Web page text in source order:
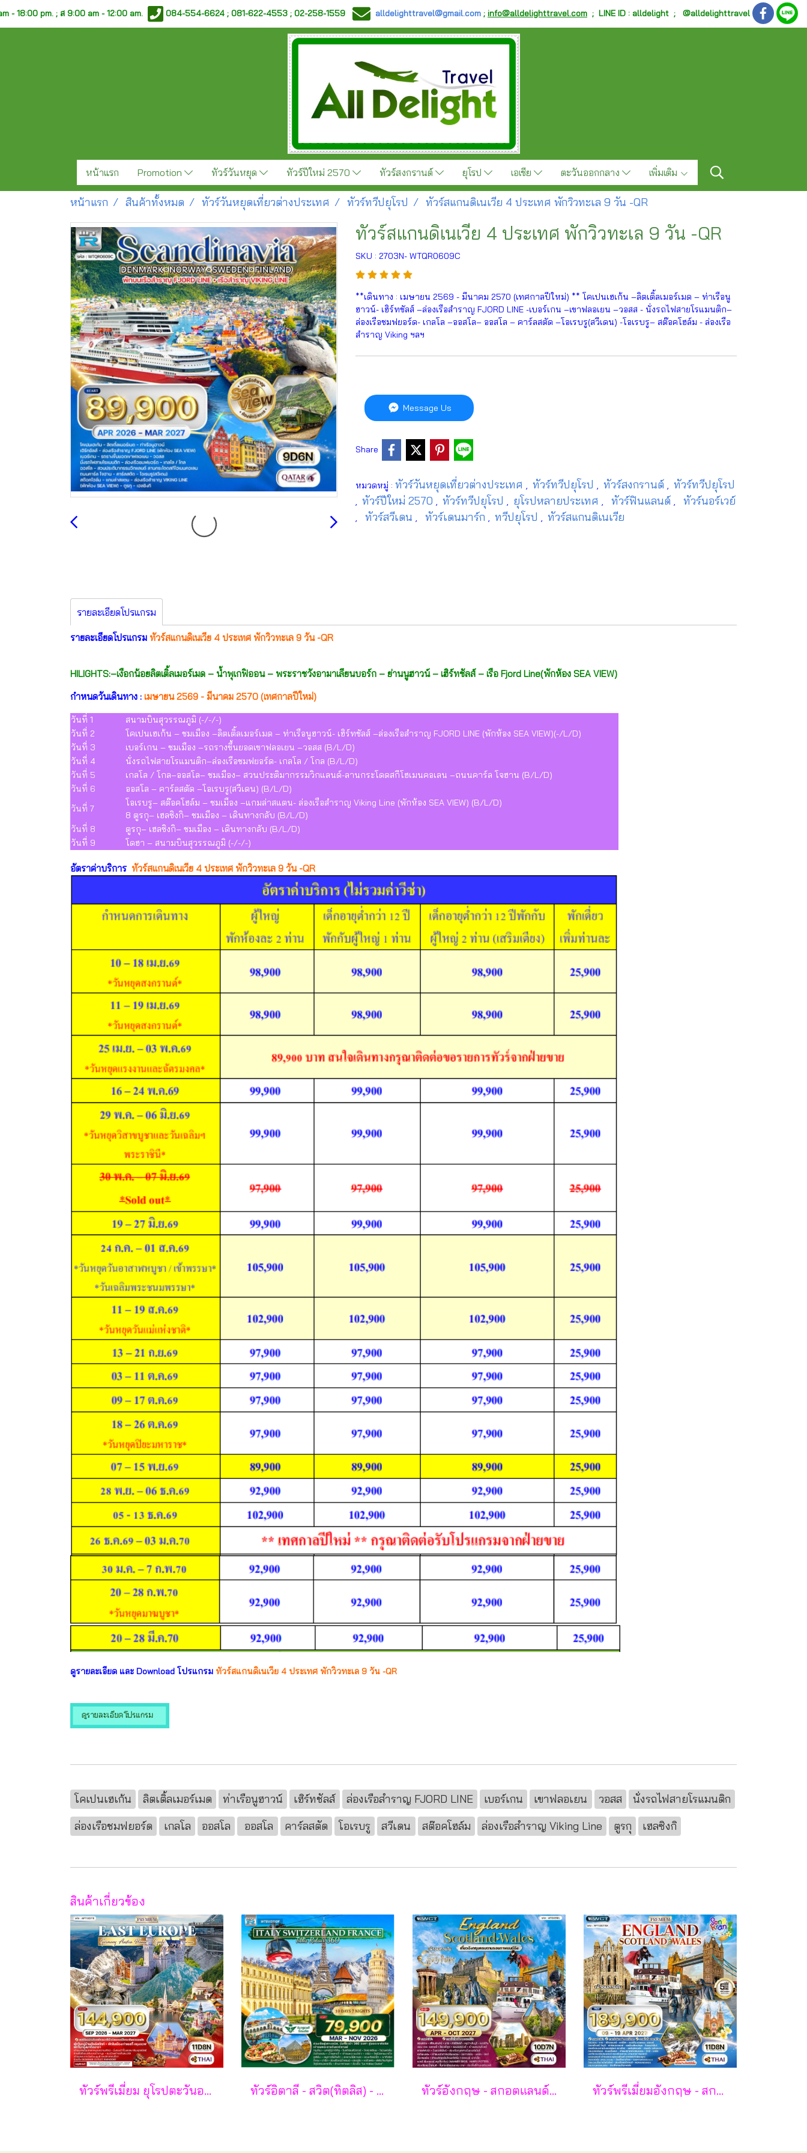
- 18:00 pm. ;ส 9:00 am - 12:00 am. 084-554-6624 ; 081-622-4553 ; 02-258-1559 alldelighttravel@gmail.com ; info@alldelighttravel.com ; LINE ID : alldelight ; @alldelighttravel
หน้าแรก Promotion ทัวร์วันหยุด ทัวร์ปีใหม่ 2570 ทัวร์สงกรานต์ ยุโรป เอเชีย ตะวันออกกลาง เพิ่มเติม
หน้าแรก สินค้าทั้งหมด ทัวร์วันหยุดเที่ยวต่างประเทศ ทัวร์ทวีปยุโรป ทัวร์สแกนดิเนเวีย 4 ประเทศ พักวิวทะเล 9 วัน -QR
ทัวร์สแกนดิเนเวีย 4 ประเทศ พักวิวทะเล 9 วัน -QR
SKU : 2703N- WTQR0609C
**เดินทาง : เมษายน 2569 - มีนาคม 2570 (เทศกาลปีใหม่) ** โคเปนเฮเก้น –ลิตเติ้ลเมอร์เมด – ท่าเรือนู
ฮาวน์- เฮิร์ทชัลส์ –ล่องเรือสำราญ FJORD LINE -เบอร์เกน –เขาฟลอเยน –วอสส - นั่งรถไฟสายโรแมนติก–
ล่องเรือชมฟยอร์ด- เกลโล –ออสโล– ออสโล – คาร์ลสตัด –โอเรบรู(สวีเดน) -โอเรบรู– สต๊อคโฮล์ม - ล่องเรือ
สำราญ Viking ฯลฯ
Message Us
Share
หมวดหมู่ : ทัวร์วันหยุดเที่ยวต่างประเทศ ทัวร์ทวีปยุโรป ทัวร์สงกรานต์ ทัวร์ทวีปยุโรป
ทัวร์ปีใหม่ 2570 ทัวร์ทวีปยุโรป ยุโรปหลายประเทศ ทัวร์ฟินแลนด์ ทัวร์นอร์เวย์
ทัวร์สวีเดน ทัวร์เดนมาร์ก ทวีปยุโรป ทัวร์สแกนดิเนเวีย
รายละเอียดโปรแกรม
รายละเอียดโปรแกรม ทัวร์สแกนดิเนเวีย 4 ประเทศ พักวิวทะเล 9 วัน -QR
HILIGHTS:–เงือกน้อยลิตเติ้ลเมอร์เมด – น้ำพุเกฟิออน – พระราชวังอามาเลียนบอร์ก – ย่านนูฮาวน์ – เฮิร์ทชัลส์ – เรือ Fjord Line(พักห้อง SEA VIEW)
กำหนดวันเดินทาง : เมษายน 2569 - มีนาคม 2570 (เทศกาลปีใหม่)
วันที่ 1
สนามบินสุวรรณภูมิ (-/-/-)
วันที่ 2
โคเปนเฮเก้น – ชมเมือง –ลิตเติ้ลเมอร์เมด – ท่าเรือนูฮาวน์- เฮิร์ทชัลส์ –ล่องเรือสำราญ FJORD LINE (พักห้อง SEA VIEW)(-/L/D)
วันที่ 3
เบอร์เกน – ชมเมือง –รถรางขึ้นยอดเขาฟลอเยน –วอสส (B/L/D)
วันที่ 4
นั่งรถไฟสายโรแมนติก–ล่องเรือชมฟยอร์ด- เกลโล / โกล (B/L/D)
วันที่ 5
เกลโล / โกล–ออสโล– ชมเมือง– สวนประติมากรรมวิกแลนด์-ลานกระโดดสกีโฮเมนคอเลน –ถนนคาร์ล โจฮาน (B/L/D)
วันที่ 6
ออสโล – คาร์ลสตัด –โอเรบรู(สวีเดน) (B/L/D)
วันที่ 7
โอเรบรู– สต๊อคโฮล์ม – ชมเมือง –แกมล่าสแตน- ล่องเรือสำราญ Viking Line (พักห้อง SEA VIEW) (B/L/D)
8 ตูรกุ– เฮลซิงกิ– ชมเมือง – เดินทางกลับ (B/L/D)
วันที่ 8
ตูรกุ– เฮลซิงกิ– ชมเมือง – เดินทางกลับ (B/L/D)
วันที่ 9
โดฮา – สนามบินสุวรรณภูมิ (-/-/-)
อัตราค่าบริการ ทัวร์สแกนดิเนเวีย 4 ประเทศ พักวิวทะเล 9 วัน -QR
ดูรายละเอียด และ Download โปรแกรม ทัวร์สแกนดิเนเวีย 4 ประเทศ พักวิวทะเล 9 วัน -QR
โคเปนเฮเก้น ลิตเติ้ลเมอร์เมด ท่าเรือนูฮาวน์ เฮิร์ทชัลส์ ล่องเรือสำราญ FJORD LINE เบอร์เกน เขาฟลอเยน วอสส
นั่งรถไฟสายโรแมนติก
ล่องเรือชมฟยอร์ด
เกลโล ออสโล ออสโล คาร์ลสตัด โอเรบรู สวีเดน สต๊อคโฮล์ม ล่องเรือสำราญ Viking Line ตูรกุ เฮลซิงกิ
สินค้าเกี่ยวข้อง
ทัวร์พรีเมี่ยม ยุโรปตะวันออก พักหมู่บ้านฮัลล์สตัทท์ 11วัน 8คืน - TG ทัวร์อิตาลี - สวิต(ทิตลิส) - ฝรั่งเศส 10 วัน -SV ทัวร์อังกฤษ - สกอตแลนด์ - เวลส์ 10 วัน - TG ทัวร์พรีเมี่ยมอังกฤษ - สกอตแลนด์ -เวลล์ 11 วัน - TG